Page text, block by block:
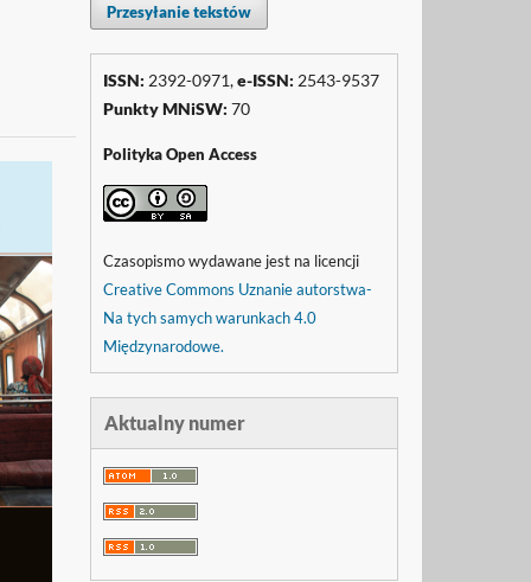
Przesyłanie tekstów
ISSN: 2392-0971,e-ISSN: 2543-9537
PunktyMNiSW: 70
Polityka Open Access
Czasopismo wydawane jest na licencji
Creative Commons Uznanie autorstwa-
Na tych samych warunkach 4.0
Międzynarodowe.
Aktualny numer